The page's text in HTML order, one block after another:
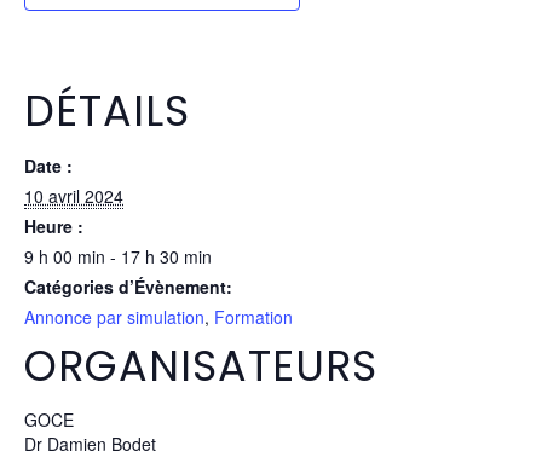
DÉTAILS
Date :
10 avril 2024
Heure :
9 h 00 min - 17 h 30 min
Catégories d’Évènement:
Annonce par simulation, Formation
ORGANISATEURS
GOCE
Dr Damien Bodet